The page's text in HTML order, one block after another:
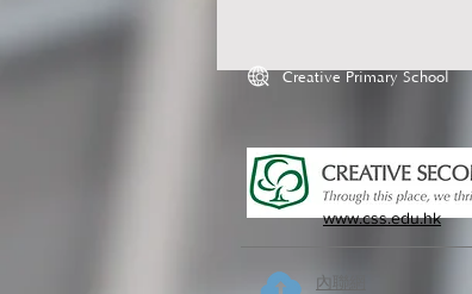
Creative Primary School
www.css.edu.hk
內聯網